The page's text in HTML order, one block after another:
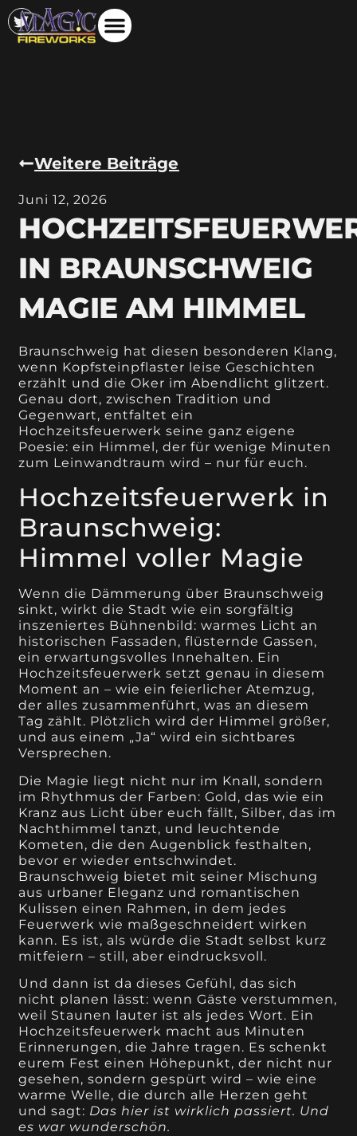
Weitere Beiträge
Juni 12, 2026
IN BRAUNSCHWEIG
MAGIE AM HIMMEL
Braunschweig hat diesen besonderen Klang,
wenn Kopfsteinpflaster leise Geschichten
erzählt und die Oker im Abendlicht glitzert.
Genau dort, zwischen Tradition und
Gegenwart, entfaltet ein
Hochzeitsfeuerwerk seine ganz eigene
Poesie: ein Himmel, der für wenige Minuten
zum Leinwandtraum wird – nur für euch.
Hochzeitsfeuerwerk in
Braunschweig:
Himmel voller Magie
Wenn die Dämmerung über Braunschweig
sinkt, wirkt die Stadt wie ein sorgfältig
inszeniertes Bühnenbild: warmes Licht an
historischen Fassaden, flüsternde Gassen,
ein erwartungsvolles Innehalten. Ein
Hochzeitsfeuerwerk setzt genau in diesem
Moment an – wie ein feierlicher Atemzug,
der alles zusammenführt, was an diesem
Tag zählt. Plötzlich wird der Himmel größer,
und aus einem „Ja“ wird ein sichtbares
Versprechen.
Die Magie liegt nicht nur im Knall, sondern
im Rhythmus der Farben: Gold, das wie ein
Kranz aus Licht über euch fällt, Silber, das im
Nachthimmel tanzt, und leuchtende
Kometen, die den Augenblick festhalten,
bevor er wieder entschwindet.
Braunschweig bietet mit seiner Mischung
aus urbaner Eleganz und romantischen
Kulissen einen Rahmen, in dem jedes
Feuerwerk wie maßgeschneidert wirken
kann. Es ist, als würde die Stadt selbst kurz
mitfeiern – still, aber eindrucksvoll.
Und dann ist da dieses Gefühl, das sich
nicht planen lässt: wenn Gäste verstummen,
weil Staunen lauter ist als jedes Wort. Ein
Hochzeitsfeuerwerk macht aus Minuten
Erinnerungen, die Jahre tragen. Es schenkt
eurem Fest einen Höhepunkt, der nicht nur
gesehen, sondern gespürt wird – wie eine
warme Welle, die durch alle Herzen geht
und sagt: Das hier ist wirklich passiert. Und
es war wunderschön.